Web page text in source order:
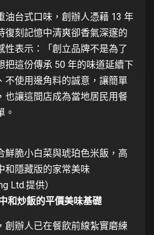
油台式口味，創辦人憑藉 13 年
復刻記憶中清爽卻香氣深邃的
性表示：「創立品牌不是為了
把這份傳承 50 年的味道延續下
不使用邊角料的誠意，讓簡單
也讓這間店成為當地居民用餐
。
鮮脆小白菜與琥珀色米飯，高
和隱藏版的家常美味
Ltd.提供）
和炒飯的平價美味基礎
創辦人已在餐飲前線紮實磨練